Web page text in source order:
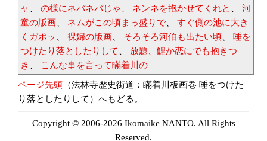
ャ 、 の様にネバネバじゃ、 ネンネを抱かせてくれと 、 河
童の版画、 ネムがこの頃まっ盛りで、 すぐ側の池に大き
くガポッ 、 裸婦の版画、 そろそろ河伯も出たい頃、 唾を
つけたり落としたりして 、 放題、鯉か恋にでも抱きつ
き 、 こんな事を言って瞞着川の
ページ先頭 （法林寺歴史街道：瞞着川板画巻 唾をつけた
り落としたりして）へもどる。
Copyright © 2006-2026 Ikomaike NANTO. All Rights
Reserved.